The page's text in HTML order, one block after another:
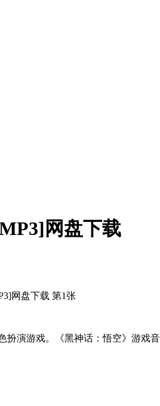
网盘下载
演游戏。《黑神话：悟空》游戏